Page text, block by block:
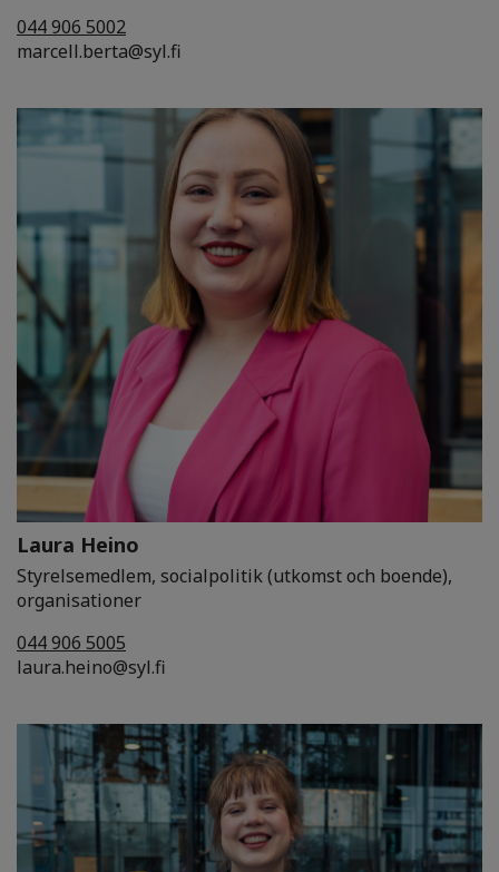
044 906 5002
marcell.berta@syl.fi
Laura Heino
Styrelsemedlem, socialpolitik (utkomst och boende),
organisationer
044 906 5005
laura.heino@syl.fi